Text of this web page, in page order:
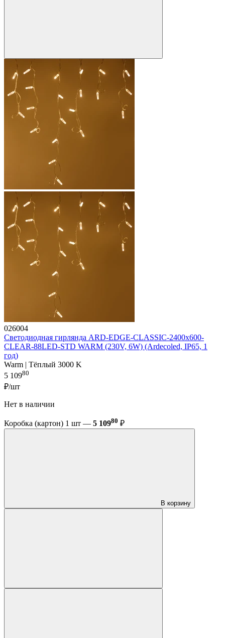
026004
Светодиодная гирлянда ARD-EDGE-CLASSIC-2400x600-
CLEAR-88LED-STD WARM (230V, 6W) (Ardecoled, IP65, 1
год)
Warm | Тёплый 3000 K
5 10980
₽/шт
Нет в наличии
Коробка (картон) 1 шт — 5 10980 ₽
В корзину